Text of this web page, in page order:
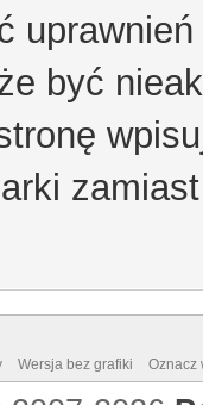
być
Wersja bez grafiki Oznacz